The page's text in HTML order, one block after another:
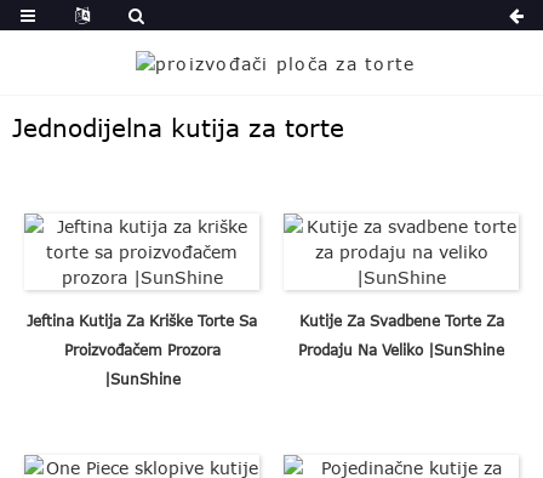
Jednodijelna kutija za torte
Jeftina Kutija Za Kriške Torte Sa
Proizvođačem Prozora
|SunShine
Kutije Za Svadbene Torte Za
Prodaju Na Veliko |SunShine